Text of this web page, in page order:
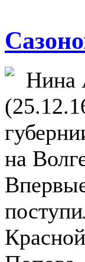
Нина
на